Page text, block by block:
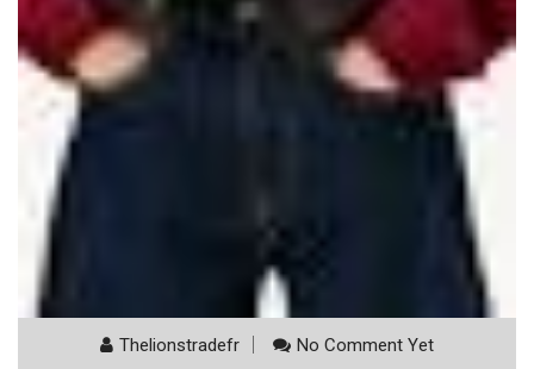
Thelionstradefr No Comment Yet